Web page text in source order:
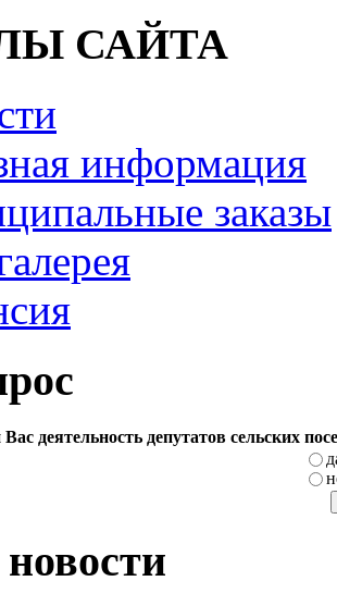
САЙТА
информация
заказы
деятельность депутатов сельских